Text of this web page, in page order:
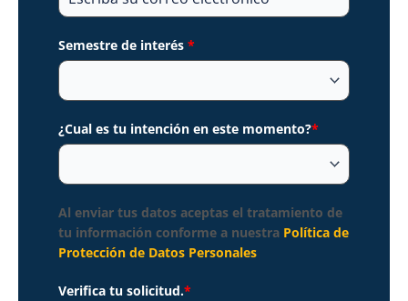
Semestre de interés *
¿Cual es tu intención en este momento?*
Al enviar tus datos aceptas el tratamiento de
tu información conforme a nuestra Política de
Protección de Datos Personales
Verifica tu solicitud.*